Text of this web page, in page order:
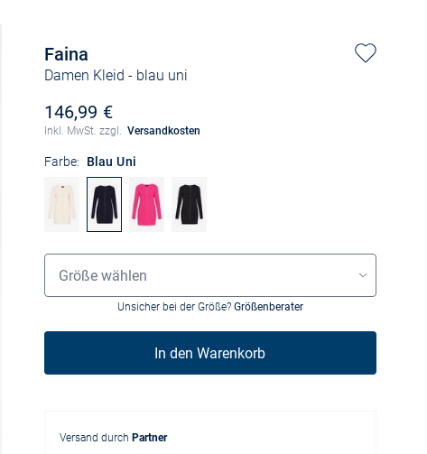
Faina
Damen Kleid - blau uni
146,99 €
Inkl. MwSt. zzgl. Versandkosten
Farbe: Blau Uni
Größenauswahl
Größe wählen
Unsicher bei der Größe? Größenberater
In den Warenkorb
Versand durch Partner